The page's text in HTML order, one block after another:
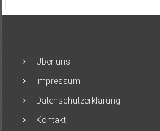
Über uns
Impressum
Datenschutzerklärung
Kontakt